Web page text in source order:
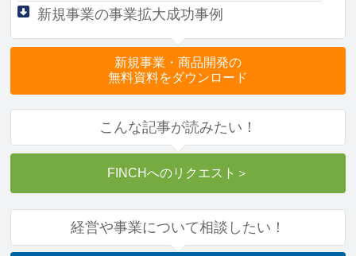
新規事業の事業拡大成功事例
新規事業・商品開発の
無料資料をダウンロード
こんな記事が読みたい！
FINCHへのリクエスト ＞
経営や事業について相談したい！